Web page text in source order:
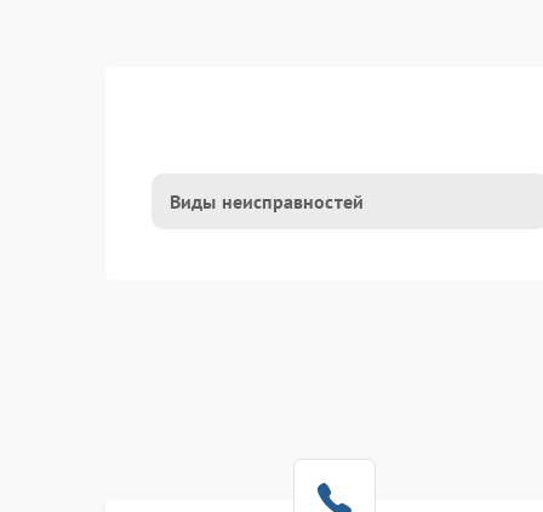
Виды неисправностей